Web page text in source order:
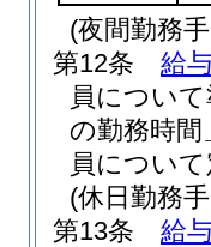
(夜間勤務
第12条
給
員につい
の勤務時
員につい
(休日勤務
第13条
給